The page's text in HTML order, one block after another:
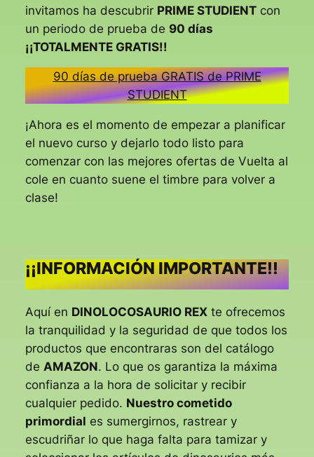
invitamos ha descubrir PRIME STUDIENTcon
un periodo de prueba de 90 días
¡¡TOTALMENTE GRATIS!!
90 días de prueba GRATIS de PRIME
STUDIENT
¡Ahora es el momento de empezar a planificar
el nuevo curso y dejarlo todo listo para
comenzar con las mejores ofertas de Vuelta al
cole en cuanto suene el timbre para volver a
clase!
¡¡INFORMACIÓN IMPORTANTE!!
Aquí en DINOLOCOSAURIO REXte ofrecemos
la tranquilidad y la seguridad de que todos los
productos que encontraras son del catálogo
de AMAZON. Lo que os garantiza la máxima
confianza a la hora de solicitar y recibir
cualquier pedido. Nuestro cometido
primordial es sumergirnos, rastrear y
escudriñar lo que haga falta para tamizar y